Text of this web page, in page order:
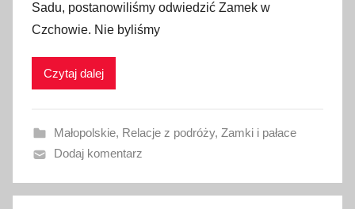
l
i
n
o
k
Sadu, postanowiliśmy odwiedzić Zamek w
Czchowie. Nie byliśmy
Czytaj dalej
Małopolskie, Relacje z podróży, Zamki i pałace
Dodaj komentarz